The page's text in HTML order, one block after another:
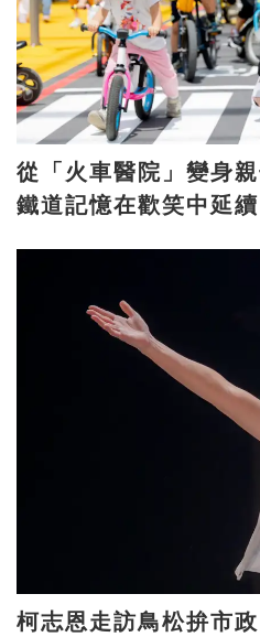
從「火車醫院」變身
鐵道記憶在歡笑中延續
柯志恩走訪鳥松拚市